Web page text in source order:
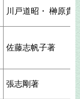
川戸道昭・ 榊原貴
佐藤志帆子著
張志剛著